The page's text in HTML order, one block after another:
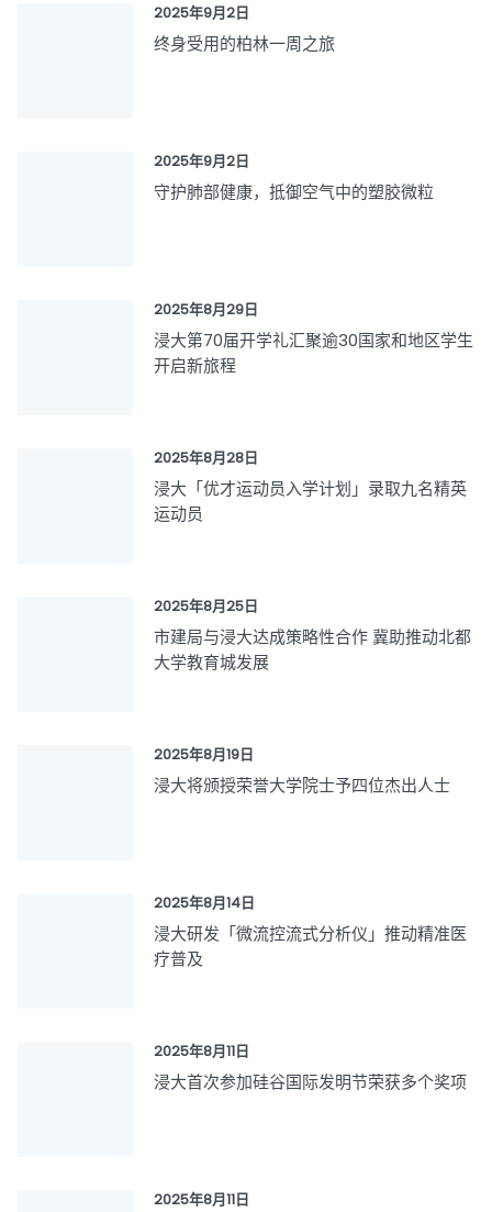
2025年9月2日
终身受用的柏林一周之旅
2025年9月2日
守护肺部健康，抵御空气中的塑胶微粒
2025年8月29日
浸大第70届开学礼汇聚逾30国家和地区学生
开启新旅程
2025年8月28日
浸大「优才运动员入学计划」录取九名精英
运动员
2025年8月25日
市建局与浸大达成策略性合作 冀助推动北都
大学教育城发展
2025年8月19日
浸大将颁授荣誉大学院士予四位杰出人士
2025年8月14日
浸大研发「微流控流式分析仪」推动精准医
疗普及
2025年8月11日
浸大首次参加硅谷国际发明节荣获多个奖项
2025年8月11日